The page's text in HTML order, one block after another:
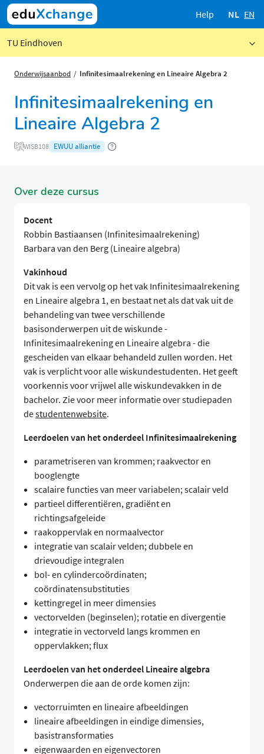
Help NL EN
TU Eindhoven
Onderwijsaanbod Infinitesimaalrekening en Lineaire Algebra 2
Infinitesimaalrekening en
Lineaire Algebra 2
WISB108 EWUU alliantie
Over deze cursus
Docent
Robbin Bastiaansen (Infinitesimaalrekening)
Barbara van den Berg (Lineaire algebra)
Vakinhoud
Dit vak is een vervolg op het vak Infinitesimaalrekening
en Lineaire algebra 1, en bestaat net als dat vak uit de
behandeling van twee verschillende
basisonderwerpen uit de wiskunde -
Infinitesimaalrekening en Lineaire algebra - die
gescheiden van elkaar behandeld zullen worden. Het
vak is verplicht voor alle wiskundestudenten. Het geeft
voorkennis voor vrijwel alle wiskundevakken in de
bachelor. Zie voor meer informatie over studiepaden
destudentenwebsite.
Leerdoelen van het onderdeel Infinitesimaalrekening
parametriseren van krommen; raakvector en
booglengte
scalaire functies van meer variabelen; scalair veld
partieel differentiëren, gradiënt en
richtingsafgeleide
raakoppervlak en normaalvector
integratie van scalair velden; dubbele en
drievoudige integralen
bol- en cylindercoördinaten;
coördinatensubstituties
kettingregel in meer dimensies
vectorvelden (beginselen); rotatie en divergentie
integratie in vectorveld langs krommen en
oppervlakken; flux
Leerdoelen van het onderdeel Lineaire algebra
Onderwerpen die aan de orde komen zijn:
vectorruimten en lineaire afbeeldingen
lineaire afbeeldingen in eindige dimensies,
basistransformaties
eigenwaarden en eigenvectoren